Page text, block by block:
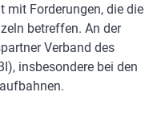
mit Forderungen, die die
betreffen. An der
Verband des
insbesondere bei den